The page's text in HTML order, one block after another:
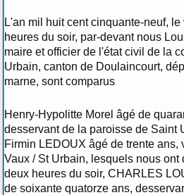
L'an mil huit cent cinquante-neuf,
heures du soir, par-devant nous
maire et officier de l'état civil de la
Urbain, canton de Doulaincourt,
marne, sont comparus
Henry-Hypolitte Morel âgé de
desservant de la paroisse de Saint
Firmin LEDOUX âgé de trente
Vaux / St Urbain, lesquels nous ont
deux heures du soir, CHARLES
de soixante quatorze ans,